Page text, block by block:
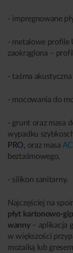
- impregnowane
- metalowe profile
zaokrąglona –
- taśma
- mocowania do
- grunt oraz masa
wypadku
PRO, oraz masa
beztaśmowego,
- silikon sanitarny.
Najczęściej na
płyt kartonowo-
wanny– aplikacja
w większości
mozaiką lub